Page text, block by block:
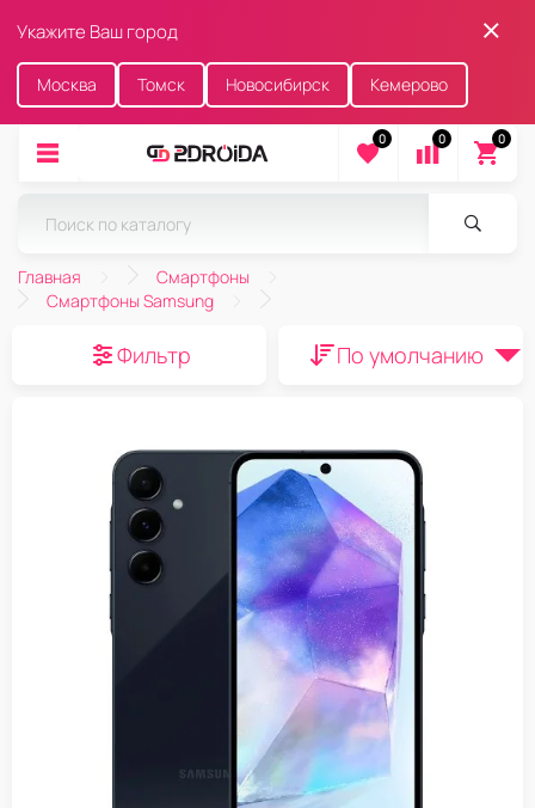
Укажите Ваш город
Москва Томск Новосибирск Кемерово
0 0 0
Главная
Смартфоны
Смартфоны Samsung
Фильтр По умолчанию